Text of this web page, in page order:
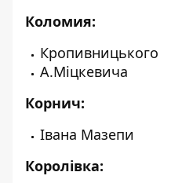
Коломия:
Кропивницького
А.Міцкевича
Корнич:
Івана Мазепи
Королівка: